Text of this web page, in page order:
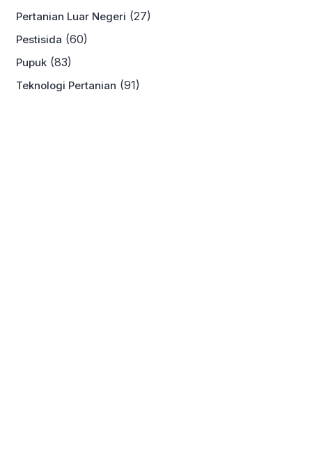
Pertanian Luar Negeri (27)
Pestisida (60)
Pupuk (83)
Teknologi Pertanian (91)